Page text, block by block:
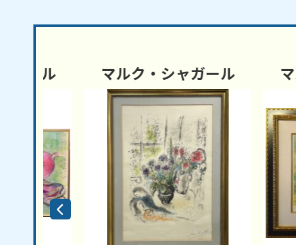
マルク・シャガール マル